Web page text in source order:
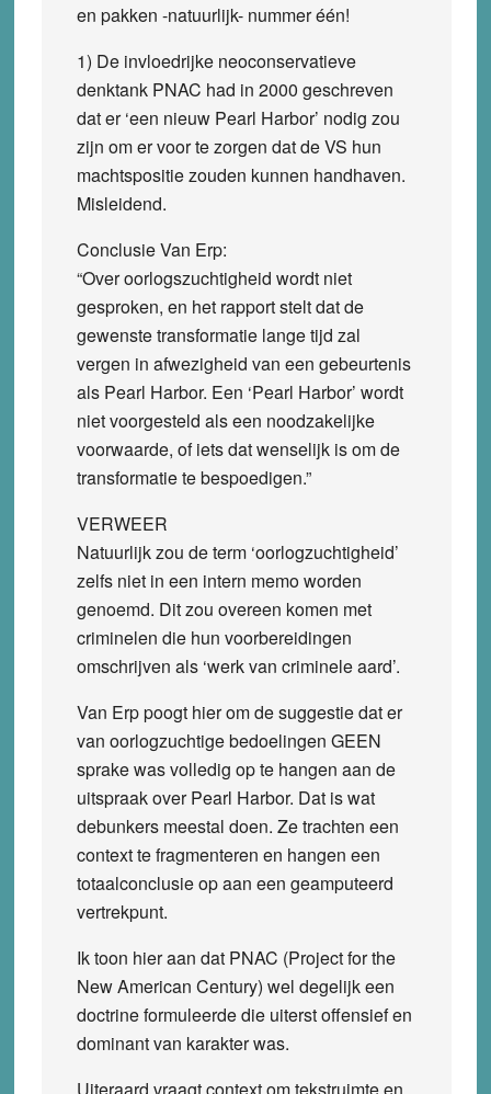
en pakken -natuurlijk- nummer één!
1) De invloedrijke neoconservatieve
denktank PNAC had in 2000 geschreven
dat er ‘een nieuw Pearl Harbor’ nodig zou
zijn om er voor te zorgen dat de VS hun
machtspositie zouden kunnen handhaven.
Misleidend.
Conclusie Van Erp:
“Over oorlogszuchtigheid wordt niet
gesproken, en het rapport stelt dat de
gewenste transformatie lange tijd zal
vergen in afwezigheid van een gebeurtenis
als Pearl Harbor. Een ‘Pearl Harbor’ wordt
niet voorgesteld als een noodzakelijke
voorwaarde, of iets dat wenselijk is om de
transformatie te bespoedigen.”
VERWEER
Natuurlijk zou de term ‘oorlogzuchtigheid’
zelfs niet in een intern memo worden
genoemd. Dit zou overeen komen met
criminelen die hun voorbereidingen
omschrijven als ‘werk van criminele aard’.
Van Erp poogt hier om de suggestie dat er
van oorlogzuchtige bedoelingen GEEN
sprake was volledig op te hangen aan de
uitspraak over Pearl Harbor. Dat is wat
debunkers meestal doen. Ze trachten een
context te fragmenteren en hangen een
totaalconclusie op aan een geamputeerd
vertrekpunt.
Ik toon hier aan dat PNAC (Project for the
New American Century) wel degelijk een
doctrine formuleerde die uiterst offensief en
dominant van karakter was.